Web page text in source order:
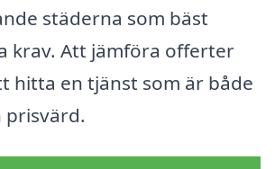
städerna som bäst
krav. Att jämföra offerter
hitta en tjänst som är både
prisvärd.